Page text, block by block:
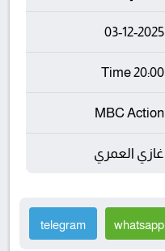
03-12-2025
20:00 Time
MBC Action
غازي العمري
whatsapp
telegram